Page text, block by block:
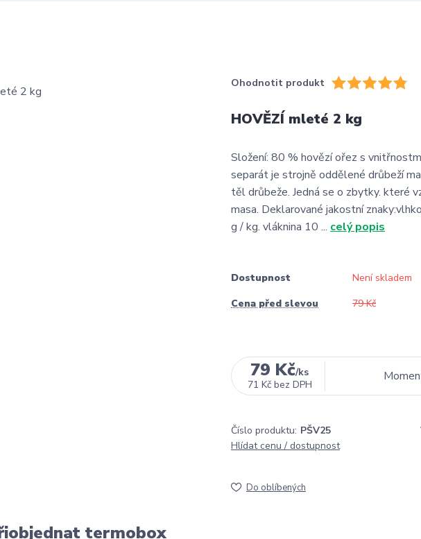
Ohodnotit produkt
HOVĚZÍ mleté 2 kg
Složení: 80 % hovězí ořez s
separát je strojně oddělené drůbeží
těl drůbeže. Jedná se o zbytky. které
masa. Deklarované jakostní
g / kg. vláknina 10 ... celý popis
Dostupnost
Není skladem
Cena před slevou
79 Kč
79 Kč/ks
71 Kč bez DPH
Číslo produktu: PŠV25
Hlídat cenu / dostupnost
Do oblíbených
termobox